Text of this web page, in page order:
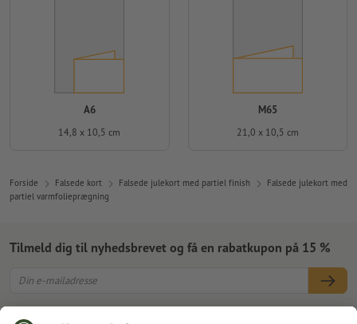
A6
14,8 x 10,5 cm
M65
21,0 x 10,5 cm
Forside Falsede kort Falsede julekort med partiel finish
Falsede julekort med
partiel varmfolieprægning
Tilmeld dig til nyhedsbrevet og få en rabatkupon på 15 %